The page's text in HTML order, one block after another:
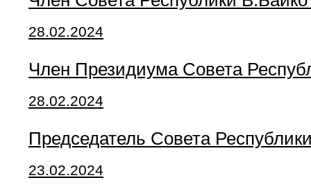
28.02.2024
Член Президиума Совета
28.02.2024
Председатель Совета
23.02.2024